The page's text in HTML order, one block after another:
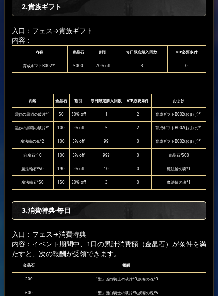
2.貴族ギフト
入口：フェス→貴族ギフト
内容：
内容 青晶石 割引 毎日限定購入回数 VIP必要条件
育成ギフトB002*1 5000 70% off 3 0
内容 金晶石 割引 毎日限定購入回数 VIP必要条件 おまけ
霊妙の黒猫の破片*1 50 50% off 1 2 育成ギフトB002(おまけ)*1
霊妙の黒猫の破片*1 100 0% off 5 2 育成ギフトB002(おまけ)*1
魔法輪の魂*2 100 0% off 99 0 育成ギフトB002(おまけ)*1
狩魔石*10 100 0% off 999 0 青晶石*500
魔法輪石*50 190 0% off 10 0 魔法輪の魂*1
魔法輪石*50 150 20% off 3 0 魔法輪の魂*1
3.消費特典-毎日
入口：フェス→消費特典
内容：イベント期間中、1日の累計消費額（金晶石）が条件を満
たすと、次の報酬が受領できます。
金晶石 報酬
200 「聖」蒼白騎士の破片*3,妖精の魂*3
600 「聖」蒼白騎士の破片*6,妖精の魂*5